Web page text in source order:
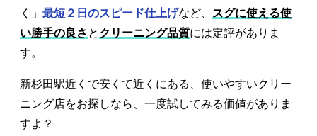
く」 最短２日のスピード仕上げなど、
スグに使える使
い勝手の良さ と クリーニング品質には定評がありま
す。
新杉田駅近くで安くて近くにある、使いやすいクリー
ニング店をお探しなら、一度試してみる価値がありま
すよ？